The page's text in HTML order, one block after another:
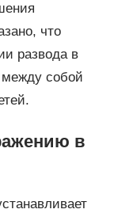
что
развода в
между собой
в